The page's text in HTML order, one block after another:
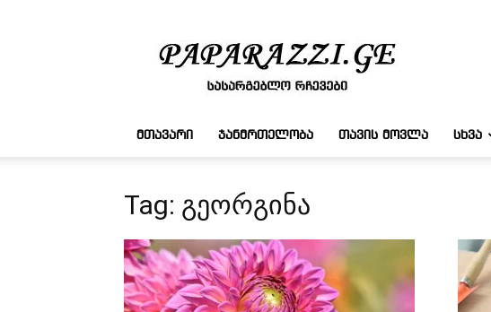
რჩევები
ᲛᲗᲐᲕᲐᲠᲘ ᲯᲐᲜᲛᲠᲗᲔᲚᲝᲑᲐ ᲗᲐᲕᲘᲡ ᲛᲝᲕᲚᲐ ᲡᲮᲕᲐ
Tag: გეორგინა